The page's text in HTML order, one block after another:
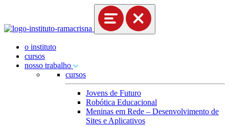
o instituto
cursos
nosso trabalho
cursos
Jovens de Futuro
Robótica Educacional
Meninas em Rede – Desenvolvimento de
Sites e Aplicativos